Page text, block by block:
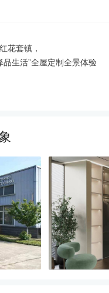
花套镇，
生活”全屋定制全景体验
产品，为客户提供更优质